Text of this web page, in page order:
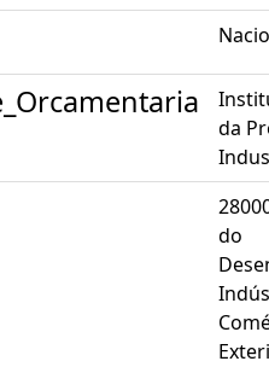
da
do